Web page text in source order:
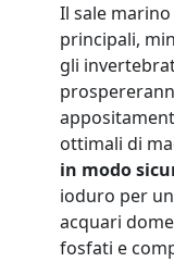
Il sale
principali,
gli
ottimali di
in modo
ioduro per
acquari
fosfati e